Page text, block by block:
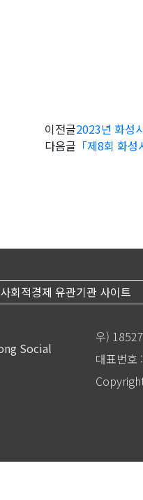
이전글2023년 화성
다음글 「제8회 화
사회적경제 유관기관 사이트
우)
대표번